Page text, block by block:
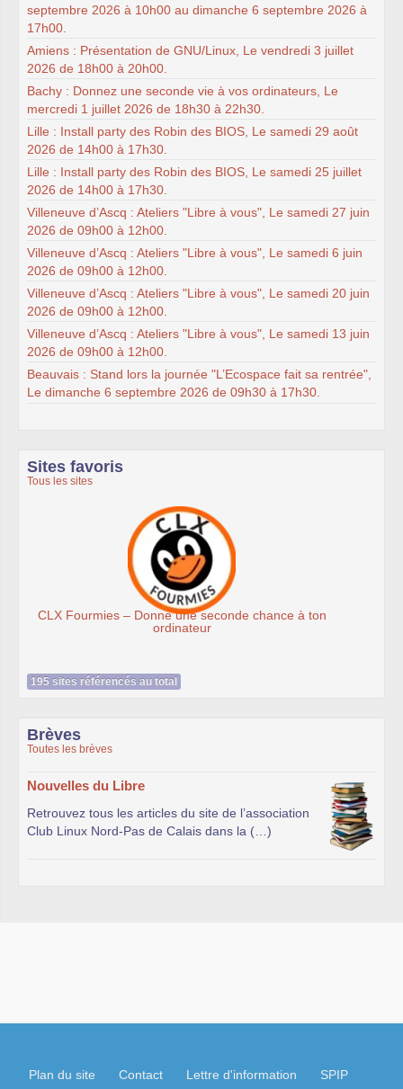
septembre 2026 à 10h00 au dimanche 6 septembre 2026 à
17h00.
Amiens : Présentation de GNU/Linux, Le vendredi 3 juillet
2026 de 18h00 à 20h00.
Bachy : Donnez une seconde vie à vos ordinateurs, Le
mercredi 1 juillet 2026 de 18h30 à 22h30.
Lille : Install party des Robin des BIOS, Le samedi 29 août
2026 de 14h00 à 17h30.
Lille : Install party des Robin des BIOS, Le samedi 25 juillet
2026 de 14h00 à 17h30.
Villeneuve d’Ascq : Ateliers "Libre à vous", Le samedi 27 juin
2026 de 09h00 à 12h00.
Villeneuve d’Ascq : Ateliers "Libre à vous", Le samedi 6 juin
2026 de 09h00 à 12h00.
Villeneuve d’Ascq : Ateliers "Libre à vous", Le samedi 20 juin
2026 de 09h00 à 12h00.
Villeneuve d’Ascq : Ateliers "Libre à vous", Le samedi 13 juin
2026 de 09h00 à 12h00.
Beauvais : Stand lors la journée "L’Ecospace fait sa rentrée",
Le dimanche 6 septembre 2026 de 09h30 à 17h30.
Sites favoris
Tous les sites
à ton Association Éthiciel
195 sites référencés au total
Brèves
Toutes les brèves
Nouvelles du Libre
Retrouvez tous les articles du site de l’association
Club Linux Nord-Pas de Calais dans la (…)
Plan du site Contact Lettre d'information SPIP